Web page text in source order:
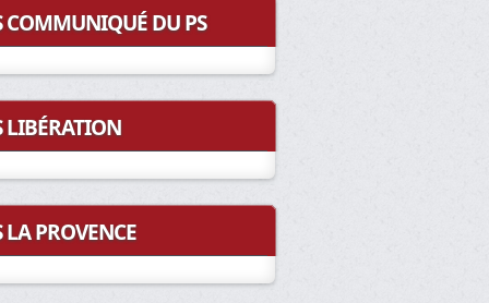
COMMUNIQUÉ DU PS
LIBÉRATION
LA PROVENCE